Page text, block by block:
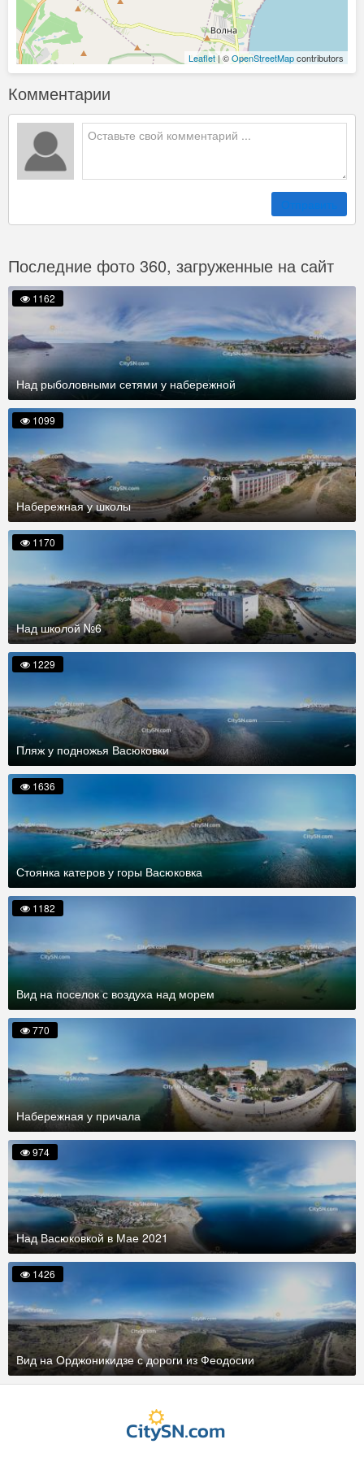
Leaflet | ©OpenStreetMapcontributors
Комментарии
Отправить
Последние фото 360, загруженные на сайт
Над рыболовными сетями у набережной
1162
Набережная у школы
1099
Над школой №6
1170
Пляж у подножья Васюковки
1229
Стоянка катеров у горы Васюковка
1636
Вид на поселок с воздуха над морем
1182
Набережная у причала
770
Над Васюковкой в Мае 2021
974
Вид на Орджоникидзе с дороги из Феодосии
1426